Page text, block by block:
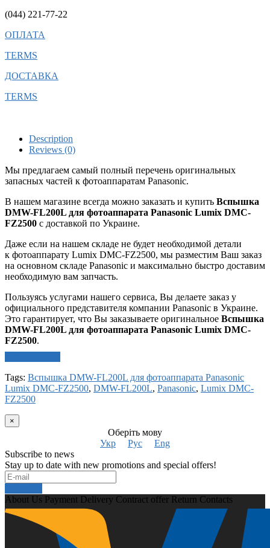
(044) 221-77-22
ОПЛАТА
TERMS
ДОСТАВКА
TERMS
Description
Reviews (0)
Мы предлагаем самый полный перечень оригинальных
запасных частей к фотоаппаратам Panasonic.
В нашем магазине всегда можно заказать и купить Вспышка
DMW-FL200L для фотоаппарата Panasonic Lumix DMC-
FZ2500 с доставкой по Украине.
Даже если на нашем складе не будет необходимой детали
к фотоаппарату Lumix DMC-FZ2500, мы разместим Ваш заказ
на основном складе Panasonic и максимально быстро доставим
необходимую вам запчасть.
Пользуясь услугами нашего сервиса, Вы делаете заказ у
официального представителя компании Panasonic в Украине.
Это гарантирует, что Вы заказываете оригинальное Вспышка
DMW-FL200L для фотоаппарата Panasonic Lumix DMC-
FZ2500.
Tags: Вспышка DMW-FL200L для фотоаппарата Panasonic
Lumix DMC-FZ2500, DMW-FL200L, Panasonic, Lumix DMC-
FZ2500
×
Оберіть мову
Укр
Рус
Eng
Subscribe to news
Stay up to date with new promotions and special offers!
About Us Payment Delivery Contract offer Return Contacts